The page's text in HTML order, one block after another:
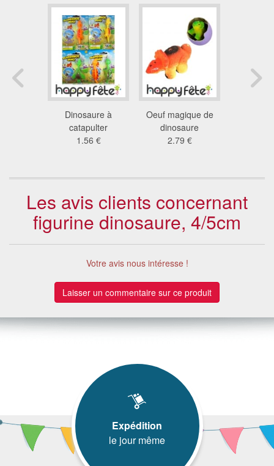
Dinosaure à
catapulter
1.56 €
Oeuf magique de
dinosaure
2.79 €
Les avis clients concernant
figurine dinosaure, 4/5cm
Votre avis nous intéresse !
Laisser un commentaire sur ce produit
Expédition
le jour même